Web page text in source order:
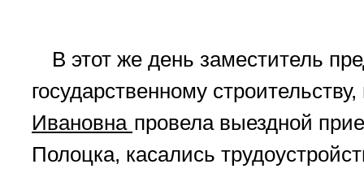
В этот же день заместитель
государственному
Ивановна провела выездной
Полоцка, касались